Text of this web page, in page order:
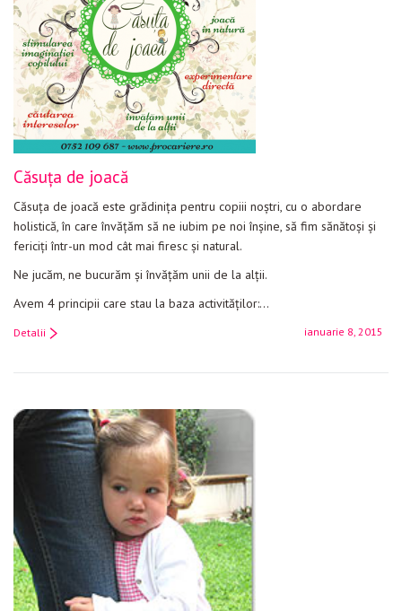
Căsuța de joacă
Căsuța de joacă este grădinița pentru copiii noștri, cu o abordare
holistică, în care învățăm să ne iubim pe noi înșine, să fim sănătoși și
fericiți într-un mod cât mai firesc și natural.
Ne jucăm, ne bucurăm și învățăm unii de la alții.
Avem 4 principii care stau la baza activităților:…
ianuarie 8, 2015
Detalii